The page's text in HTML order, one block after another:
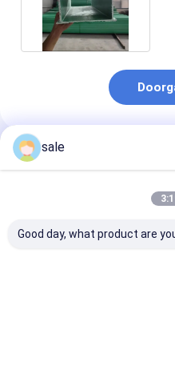
Geadviseerde Producten
sale
Good day, what product are